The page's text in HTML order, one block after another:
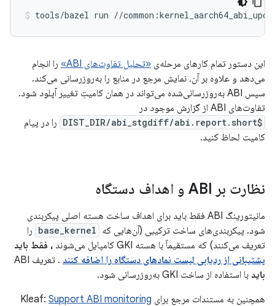
tools/bazel run //
این دستور تمام کارهای مرحله‌ی «تحلیل تفاوت‌های ABI»
را انجام
می‌دهد و علاوه بر آن، نمایش مرجع در منابع را به‌روزرسانی می‌کند.
سپس ABI به‌روزرسانی‌شده می‌تواند در همان کامیتِ تغییر آپلود شود.
تفاوت‌های ABI از گزارش موجود در
$DIST_DIR/abi_stgdiff/abi.report.short
را در پیام
کامیت لحاظ کنید.
نظارت بر ABI و اهداف دستگاه
مانیتورینگ ABI فقط باید برای اهداف ساخت هسته اصلی پیکربندی
شود. پیکربندی‌های ساخت ترکیبی (آن‌هایی که base_kernel را
تعریف می‌کنند) که مستقیماً با هسته GKI کامپایل می‌شوند
، فقط باید
پشتیبانی از ردیابی لیست نمادهای دستگاه را اضافه کنند . تعریف ABI
باید با استفاده از ساخت GKI به‌روزرسانی شود.
همچنین به مستندات مرجع برای Kleaf: Support ABI monitoring